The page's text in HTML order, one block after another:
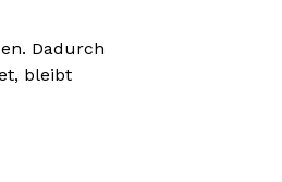
Dadurch
bleibt